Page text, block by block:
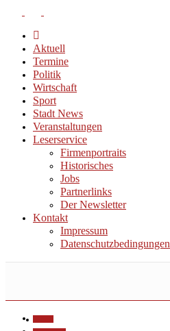
Aktuell
Termine
Politik
Wirtschaft
Sport
Stadt News
Veranstaltungen
Leserservice
Firmenportraits
Historisches
Jobs
Partnerlinks
Der Newsletter
Kontakt
Impressum
Datenschutzbedingungen